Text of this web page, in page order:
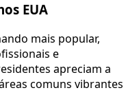
EUA
mais popular,
e
apreciam a
comuns vibrantes